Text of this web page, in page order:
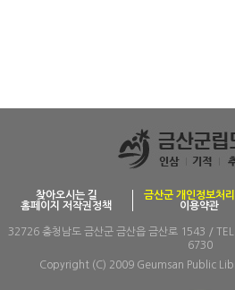
찾아오시는 길 금산군 개인정보처리
홈페이지 저작권정책
이용약관
32726 충청남도 금산군 금산읍 금산로 1543 /
6730
Copyright (C) 2009 Geumsan Public